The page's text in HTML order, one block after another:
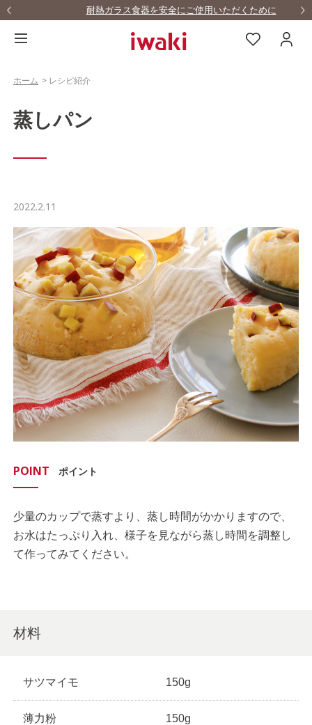
耐熱ガラス食器を安全にご使用いただくために
ホーム > レシピ紹介
蒸しパン
2022.2.11
POINT ポイント
少量のカップで蒸すより、蒸し時間がかかりますので、
お水はたっぷり入れ、様子を見ながら蒸し時間を調整し
て作ってみてください。
材料
サツマイモ 150g
薄力粉 150g